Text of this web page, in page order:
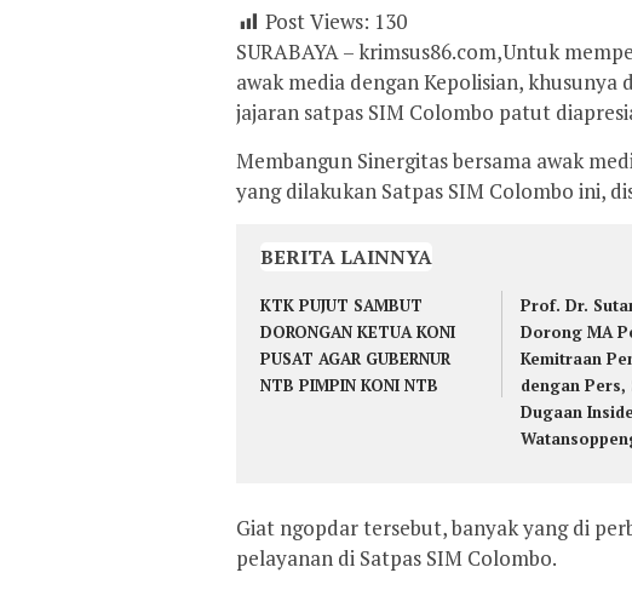
Post Views: 130
SURABAYA – krimsus86.com,Untuk
awak media dengan Kepolisian, khusunya
jajaran satpas SIM Colombo patut
Membangun Sinergitas bersama awak
yang dilakukan Satpas SIM Colombo ini,
BERITA LAINNYA
KTK PUJUT SAMBUT
DORONGAN KETUA KONI
PUSAT AGAR GUBERNUR
NTB PIMPIN KONI NTB
Prof. Dr.
Dorong MA
Kemitraan
dengan
Dugaan
Giat ngopdar tersebut, banyak yang di
pelayanan di Satpas SIM Colombo.